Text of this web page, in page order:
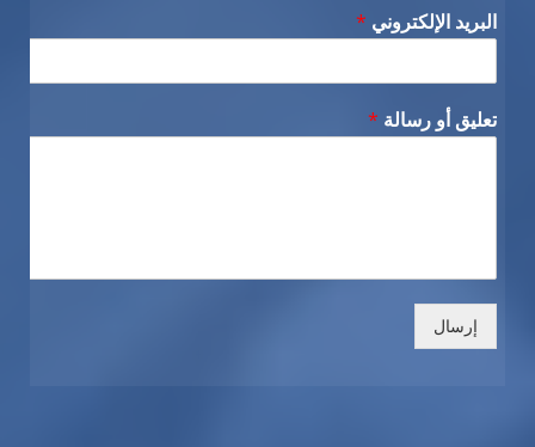
البريد الإلكتروني *
تعليق أو رسالة *
إرسال